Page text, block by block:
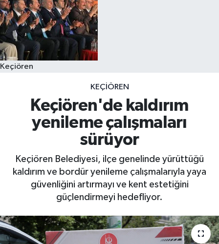
Keçiören
KEÇIÖREN
Keçiören'de kaldırım
yenileme çalışmaları
sürüyor
Keçiören Belediyesi, ilçe genelinde yürüttüğü
kaldırım ve bordür yenileme çalışmalarıyla yaya
güvenliğini artırmayı ve kent estetiğini
güçlendirmeyi hedefliyor.